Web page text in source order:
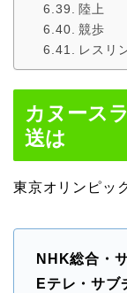
陸上
競歩
レスリ
カヌース
送は
東京オリンピッ
NHK総合・
Eテレ・サブ